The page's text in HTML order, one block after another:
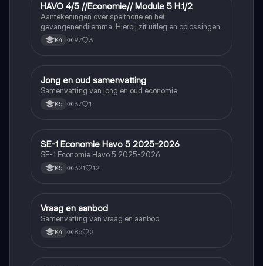
Economie
HAVO 4/5 //Economie// Module 5 H.1/2
Aantekeningen over spelthorie en het
gevangenendilemma. Hierbij zit uitleg en oplossingen.
K4 97 3
Economie
Jong en oud samenvatting
Samenvatting van jong en oud economie
K5 37 1
Economie
SE-1 Economie Havo 5 2025-2026
SE-1 Economie Havo 5 2025-2026
K5 321 12
Economie
Vraag en aanbod
Samenvatting van vraag en aanbod
K4 86 2